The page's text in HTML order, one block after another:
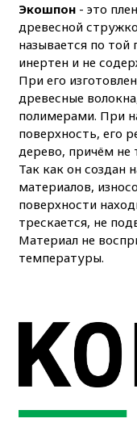
Экошпон- это
древесной
называется по той
инертен и не
При его
древесные
полимерами. При
поверхность, его
дерево, причём не
Так как он создан
материалов,
поверхности
трескается, не
Материал не
температуры.